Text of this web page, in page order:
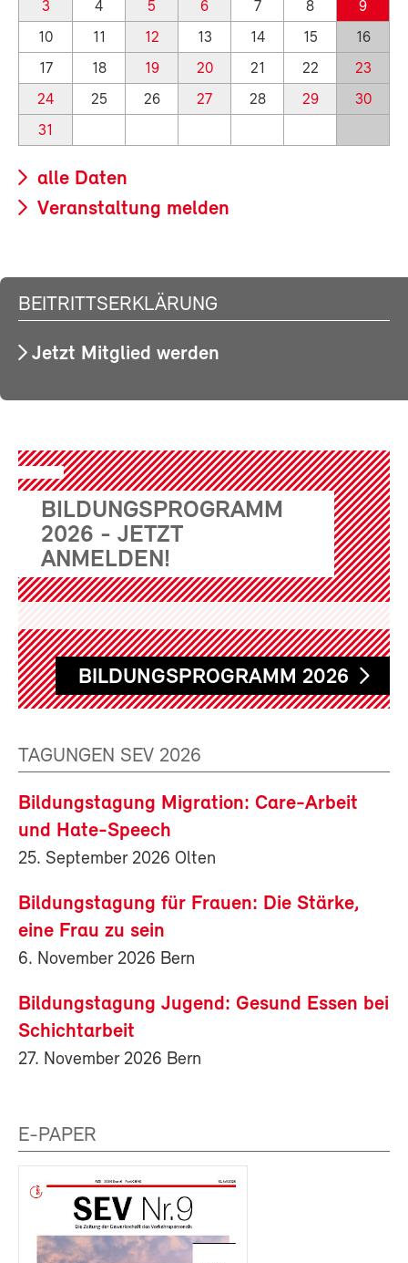
3 4 5 6 7 8
9
10
11 12 13 14 15
16
17
18 19 20 21 22
23
24
25 26 27 28 29
30
31
alle Daten
Veranstaltung melden
BEITRITTSERKLÄRUNG
Jetzt Mitglied werden
BILDUNGSPROGRAMM
2026 - JETZT
ANMELDEN!
BILDUNGSPROGRAMM 2026
TAGUNGEN SEV 2026
Bildungstagung Migration: Care-Arbeit
und Hate-Speech
25. September 2026 Olten
Bildungstagung für Frauen: Die Stärke,
eine Frau zu sein
6. November 2026 Bern
Bildungstagung Jugend: Gesund Essen bei
Schichtarbeit
27. November 2026 Bern
E-PAPER